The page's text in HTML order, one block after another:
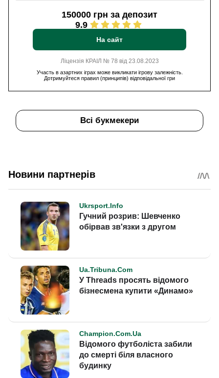
150000 грн за депозит
9.9
На сайт
Ліцензія КРАІЛ № 78 від 23.08.2023
Участь в азартних іграх може викликати ігрову залежність.
Дотримуйтеся правил (принципів) відповідальної гри
Всі букмекери